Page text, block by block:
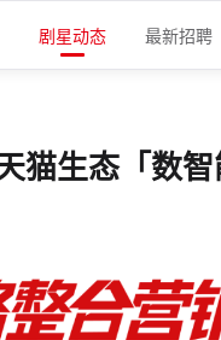
剧星动态 最新招聘
生态「数智